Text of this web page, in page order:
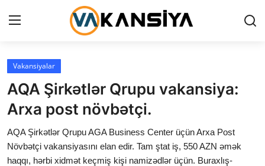
Login
Ana səhifə
Maliyyə
Vakansiyalar
AQA Şirkətlər Qrupu vakansiya:
Arxa post növbətçi.
AQA Şirkətlər Qrupu AGA Business Center üçün Arxa Post
Növbətçi vakansiyasını elan edir. Tam ştat iş, 550 AZN əmək
haqqı, hərbi xidmət keçmiş kişi namizədlər üçün. Buraxlış-